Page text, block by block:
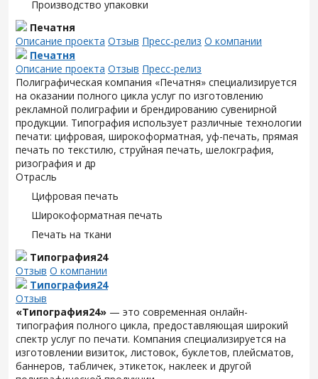
Производство упаковки
Печатня
Описание проекта Отзыв Пресс-релиз О компании
Печатня
Описание проекта Отзыв Пресс-релиз
Полиграфическая компания «Печатня» специализируется
на оказании полного цикла услуг по изготовлению
рекламной полиграфии и брендированию сувенирной
продукции. Типография использует различные технологии
печати: цифровая, широкоформатная, уф-печать, прямая
печать по текстилю, струйная печать, шелокграфия,
ризография и др
Отрасль
Цифровая печать
Широкоформатная печать
Печать на ткани
Типография24
Отзыв О компании
Типография24
Отзыв
«Типография24» — это современная онлайн-
типография полного цикла, предоставляющая широкий
спектр услуг по печати. Компания специализируется на
изготовлении визиток, листовок, буклетов, плейсматов,
баннеров, табличек, этикеток, наклеек и другой